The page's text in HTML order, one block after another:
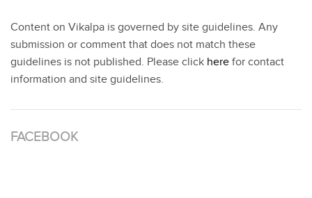
Content on Vikalpa is governed by site guidelines. Any
submission or comment that does not match these
guidelines is not published. Please click here for contact
information and site guidelines.
FACEBOOK